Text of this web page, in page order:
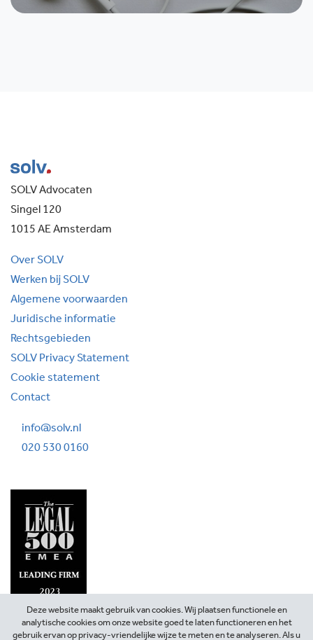
SOLV Advocaten
Singel 120
1015 AE Amsterdam
Over SOLV
Werken bij SOLV
Algemene voorwaarden
Juridische informatie
Rechtsgebieden
SOLV Privacy Statement
Cookie statement
Contact
info@solv.nl
020 530 0160
Deze website maakt gebruik van cookies. Wij plaatsen functionele en
analytische cookies om onze website goed te laten functioneren en het
gebruik ervan op privacy-vriendelijke wijze te meten en te analyseren. Als u